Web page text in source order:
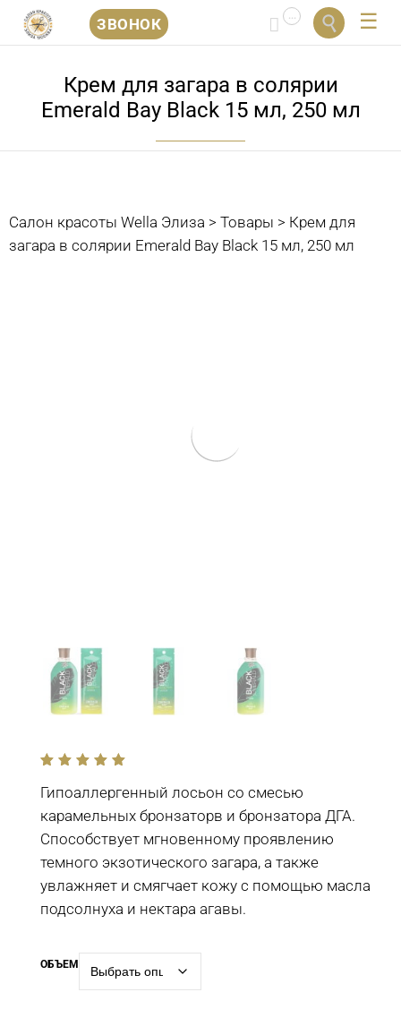
ЗВОНОК  
содержанию
Крем для загара в солярии
Emerald Bay Black 15 мл, 250 мл
Салон красоты Wella Элиза > Товары > Крем для
загара в солярии Emerald Bay Black 15 мл, 250 мл
of
Гипоаллергенный лосьон со смесью
карамельных бронзаторв и бронзатора ДГА.
Способствует мгновенному проявлению
темного экзотического загара, а также
увлажняет и смягчает кожу с помощью масла
подсолнуха и нектара агавы.
ОБЪЕМ